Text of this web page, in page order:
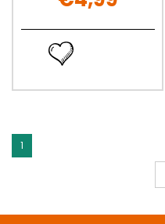
TEA non
Ordina
BREWERY
1